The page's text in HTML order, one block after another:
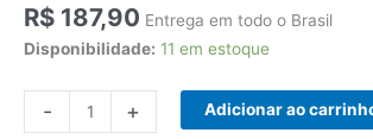
R$ 187,90 Entrega em todo o Brasil
Disponibilidade: 11 em estoque
-
De
+ Adicionar ao